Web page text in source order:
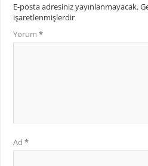
E-posta adresiniz yayınlanmayacak.
işaretlenmişlerdir
Yorum*
Ad*